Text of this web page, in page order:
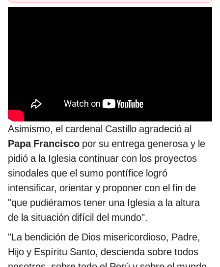
Asimismo, el cardenal Castillo agradeció al
Papa Francisco por su entrega generosa y le
pidió a la Iglesia continuar con los proyectos
sinodales que el sumo pontífice logró
intensificar, orientar y proponer con el fin de
"que pudiéramos tener una Iglesia a la altura
de la situación difícil del mundo".
"La bendición de Dios misericordioso, Padre,
Hijo y Espíritu Santo, descienda sobre todos